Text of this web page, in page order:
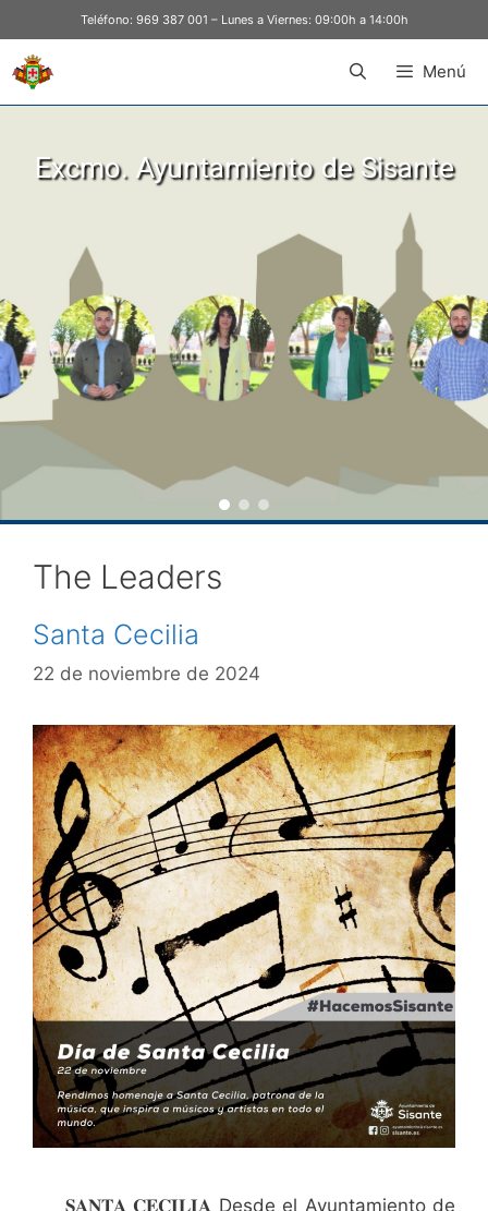
Teléfono: 969 387 001 – Lunes a Viernes: 09:00h a 14:00h
Menú
Excmo. Ayuntamiento de Sisante
The Leaders
Santa Cecilia
22 de noviembre de 2024
𝐒𝐀𝐍𝐓𝐀 𝐂𝐄𝐂𝐈𝐋𝐈𝐀 Desde el Ayuntamiento de